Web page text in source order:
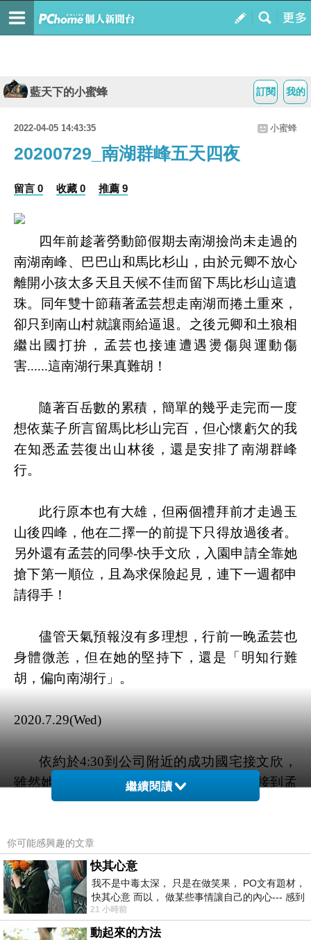
我的
訂閱
藍天下的小蜜蜂
2022-04-05 14:43:35 小蜜蜂
20200729_南湖群峰五天四夜
留言 0 收藏 0 推薦 9
四年前趁著勞動節假期去南湖撿尚未走過的
南湖南峰、巴巴山和馬比杉山，由於元卿不放心
離開小孩太多天且天候不佳而留下馬比杉山這遺
珠。同年雙十節藉著孟芸想走南湖而捲土重來，
卻只到南山村就讓雨給逼退。之後元卿和土狼相
繼出國打拚，孟芸也接連遭遇燙傷與運動傷
害......這南湖行果真難胡！
隨著百岳數的累積，簡單的幾乎走完而一度
想依葉子所言留馬比杉山完百，但心懷虧欠的我
在知悉孟芸復出山林後，還是安排了南湖群峰
行。
此行原本也有大雄，但兩個禮拜前才走過玉
山後四峰，他在二擇一的前提下只得放過後者。
另外還有孟芸的同學-快手文欣，入園申請全靠她
搶下第一順位，且為求保險起見，連下一週都申
請得手！
儘管天氣預報沒有多理想，行前一晚孟芸也
身體微恙，但在她的堅持下，還是「明知行難
胡，偏向南湖行」。
2020.7.29(Wed)
依約於4:30到公司附近的成功國宅接文欣，
雖然她晚了點出現，還是如預定時間
接到孟
芸，真佩服自己估算時程預留緩衝的精準。
一路看著天色漸亮，七點出頭到南山村已是
陽光普照，湛藍的天空一掃上回和孟芸來時的陰
雨霏霏，不禁對此行的天候信心大增！
繼續閱讀
你可能感興趣的文章
快其心意
我不是中毒太深， 只是在做笑果， PO文有題材，
快其心意 而以， 做某些事情讓自己的內心--- 感到
愉快。
21 小時前
動起來的方法